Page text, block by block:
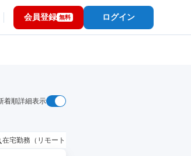
会員登録 無料 ログイン
着順詳細表示
在宅勤務（リモートワーク）OK